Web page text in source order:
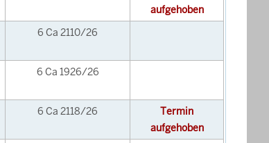
aufgehoben
6 Ca 2110/26
6 Ca 1926/26
6 Ca 2118/26
Termin
aufgehoben